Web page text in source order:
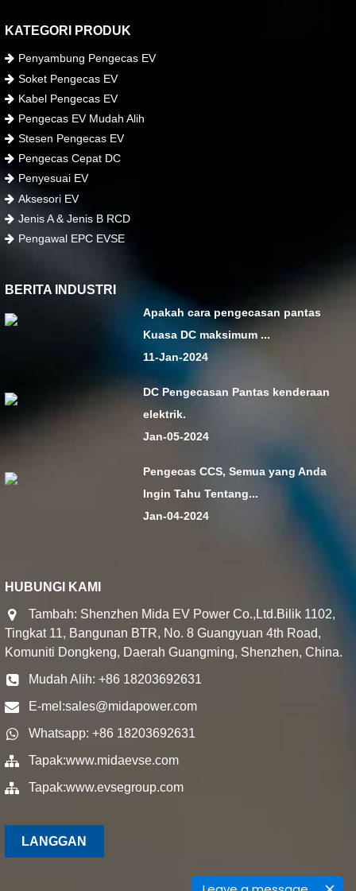
KATEGORI PRODUK
Penyambung Pengecas EV
Soket Pengecas EV
Kabel Pengecas EV
Pengecas EV Mudah Alih
Stesen Pengecas EV
Pengecas Cepat DC
Penyesuai EV
Aksesori EV
Jenis A & Jenis B RCD
Pengawal EPC EVSE
BERITA INDUSTRI
Apakah cara pengecasan pantas
Kuasa DC maksimum ...
11-Jan-2024
DC Pengecasan Pantas kenderaan
elektrik.
Jan-05-2024
Pengecas CCS, Semua yang Anda
Ingin Tahu Tentang...
Jan-04-2024
HUBUNGI KAMI
Tambah: Shenzhen Mida EV Power Co.,Ltd.Bilik 1102,
Tingkat 11, Bangunan BTR, No. 8 Guangyuan 4th Road,
Komuniti Dongkeng, Daerah Guangming, Shenzhen, China.
Mudah Alih: +86 18203692631
E-mel:sales@midapower.com
Whatsapp: +86 18203692631
Tapak:www.midaevse.com
Tapak:www.evsegroup.com
LANGGAN